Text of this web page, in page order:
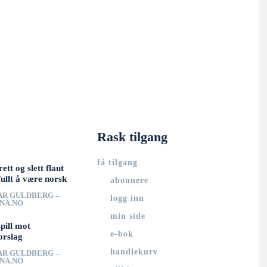
og slett flaut
å være norsk
GULDBERG –
mot
GULDBERG –
Rask tilgang
få tilgang
abonnere
logg inn
min side
e-bok
handlekurv